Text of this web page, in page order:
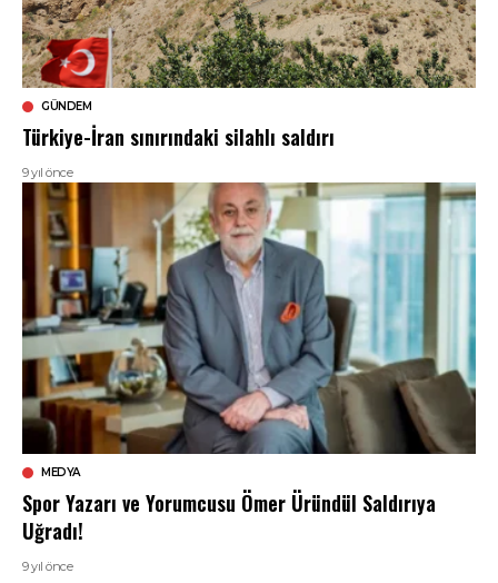
GÜNDEM
Türkiye-İran sınırındaki silahlı saldırı
9 yıl önce
MEDYA
Spor Yazarı ve Yorumcusu Ömer Üründül Saldırıya
Uğradı!
9 yıl önce